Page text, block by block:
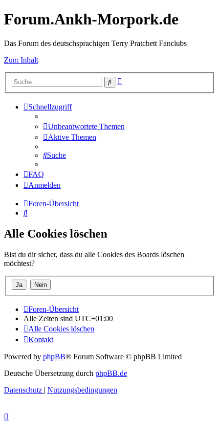
Forum.Ankh-Morpork.de
Das Forum des deutschsprachigen Terry Pratchett Fanclubs
Zum Inhalt
Suche
Schnellzugriff
Unbeantwortete Themen
Aktive Themen
Suche
FAQ
Anmelden
Foren-Übersicht
Suche
Alle Cookies löschen
Bist du dir sicher, dass du alle Cookies des Boards löschen
möchtest?
Foren-Übersicht
Alle Zeiten sind UTC+01:00
Alle Cookies löschen
Kontakt
Powered by phpBB® Forum Software © phpBB Limited
Deutsche Übersetzung durch phpBB.de
Datenschutz | Nutzungsbedingungen